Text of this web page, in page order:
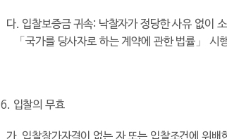
다. 입찰보증금 귀속: 낙찰자가 정당한 사유 없이
「국가를 당사자로 하는 계약에 관한 법률」 시
6. 입찰의 무효